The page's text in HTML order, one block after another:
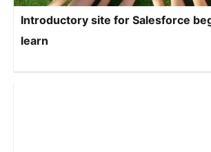
Introductory site for Salesforce
learn